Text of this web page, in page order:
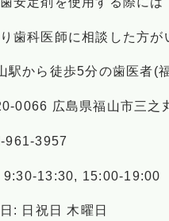
歯科医師に相談した方が
駅から徒歩5分の歯医者(
0066 広島県福山市三之
961-3957
9:30-13:30, 15:00-
: 日祝日 木曜日